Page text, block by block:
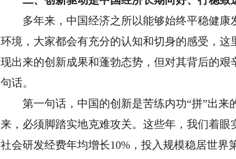
多年来，中国经济之所以能够始终平稳健康
环境，大家都会有充分的认知和切身的感受，
现出来的创新成果和蓬勃态势，但对其背后的
句话。
第一句话，中国的创新是苦练内功“拼”出来
来，必须脚踏实地克难攻关。这些年，我们着
社会研发经费年均增长10%，投入规模稳居世界